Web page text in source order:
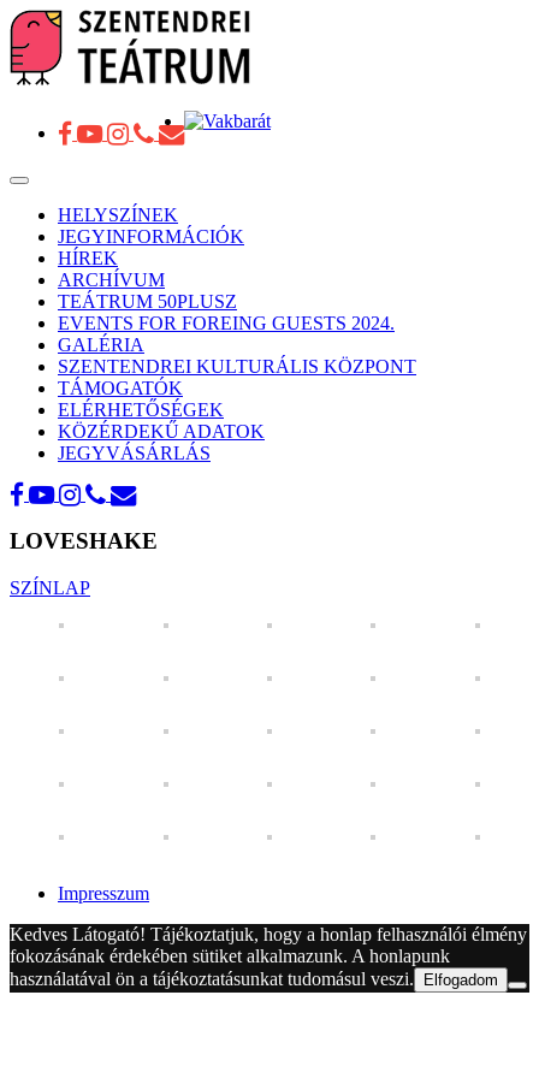
Toggle
navigationHELYSZÍNEK
JEGYINFORMÁCIÓK
HÍREK
ARCHÍVUM
TEÁTRUM 50PLUSZ
EVENTS FOR FOREING GUESTS 2024.
GALÉRIA
SZENTENDREI KULTURÁLIS KÖZPONT
TÁMOGATÓK
ELÉRHETŐSÉGEK
KÖZÉRDEKŰ ADATOK
JEGYVÁSÁRLÁS
LOVESHAKE
SZÍNLAP
Impresszum
Kedves Látogató! Tájékoztatjuk, hogy a honlap felhasználói élmény
fokozásának érdekében sütiket alkalmazunk. A honlapunk
használatával ön a tájékoztatásunkat tudomásul veszi.
Elfogadom